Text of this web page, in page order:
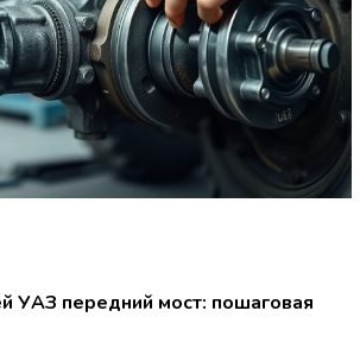
УАЗ передний мост: пошаговая